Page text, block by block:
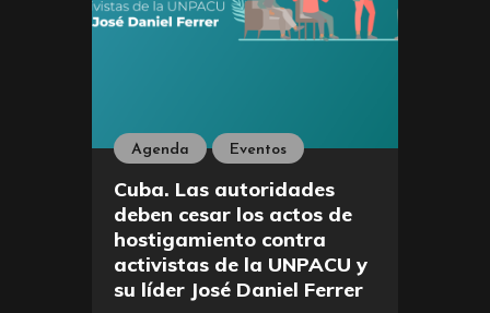
Agenda Eventos
Cuba. Las autoridades
deben cesar los actos de
hostigamiento contra
activistas de la UNPACU y
su líder José Daniel Ferrer